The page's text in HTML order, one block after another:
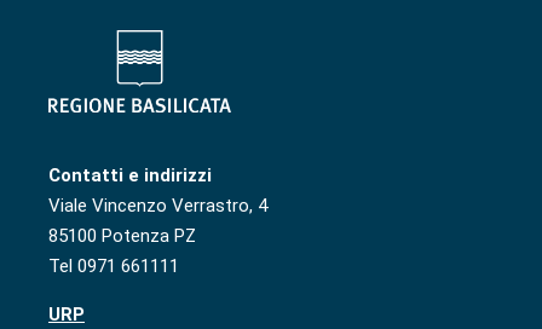
Contatti e indirizzi
Viale Vincenzo Verrastro, 4
85100 Potenza PZ
Tel 0971 661111
URP